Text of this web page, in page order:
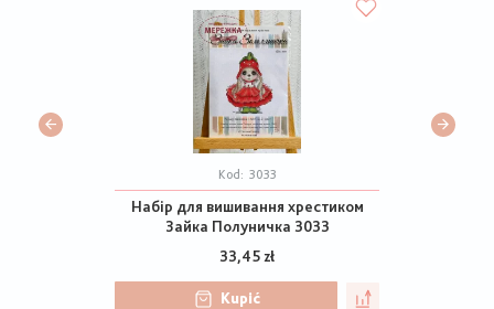
Kod: 3033
Набір для вишивання хрестиком
Зайка Полуничка 3033
33,45 zł
Kupić